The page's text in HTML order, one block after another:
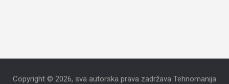
Copyright © 2026, sva autorska prava zadržava Tehnomanija